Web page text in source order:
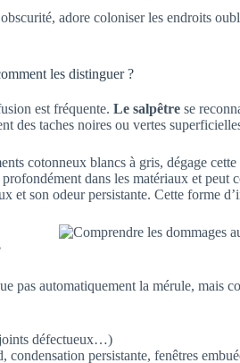
adore coloniser les endroits
les distinguer ?
est fréquente. Le salpêtre se
des taches noires ou vertes
cotonneux blancs à gris, dégage
dans les matériaux et
et son odeur persistante. Cette forme
pas automatiquement la mérule, mais
joints défectueux…)
condensation persistante, fenêtres